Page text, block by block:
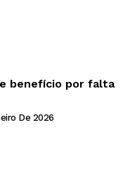
benefício por falta
De 2026